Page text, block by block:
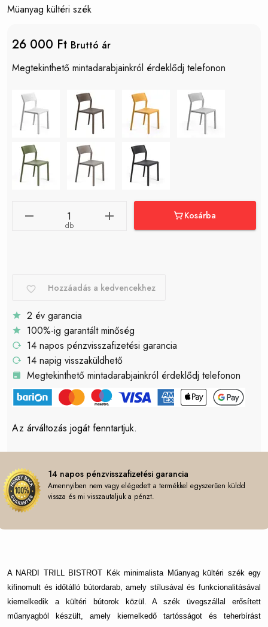
Müanyag kültéri szék
26 000 Ft Bruttó ár
Megtekinthető mintadarabjainkról érdeklődj telefonon
db
Kosárba
Hozzáadás a kedvencekhez
2 év garancia
100%-ig garantált minőség
14 napos pénzvisszafizetési garancia
14 napig visszaküldhető
Megtekinthető mintadarabjainkról érdeklődj telefonon
Az árváltozás jogát fenntartjuk.
14 napos pénzvisszafizetési garancia
Amennyiben nem vagy elégedett a termékkel egyszerűen küldd
vissza és mi visszautaljuk a pénzt.
A NARDI TRILL BISTROT Kék minimalista Műanyag kültéri szék egy
kifinomult és időtálló bútordarab, amely stílusával és funkcionalitásával
kiemelkedik a kültéri bútorok közül. A szék üvegszállal erősített
műanyagból készült, amely kiemelkedő tartósságot és teherbírást